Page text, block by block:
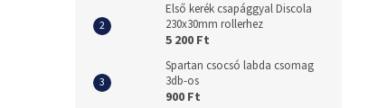
Első kerék csapággyal Discola
230x30mm rollerhez
5 200 Ft
Spartan csocsó labda csomag
3db-os
900 Ft